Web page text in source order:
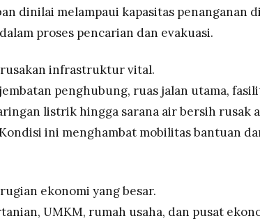
dinilai melampaui kapasitas penanganan
proses pencarian dan evakuasi.
infrastruktur vital.
penghubung, ruas jalan utama,
listrik hingga sarana air bersih rusak
ini menghambat mobilitas bantuan
ekonomi yang besar.
UMKM, rumah usaha, dan pusat